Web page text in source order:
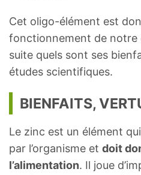
Cet oligo-élément est
fonctionnement de
suite quels sont ses
études scientifiques.
BIENFAITS,
Le zinc est un élément
par l’organisme et doit
l’alimentation. Il joue